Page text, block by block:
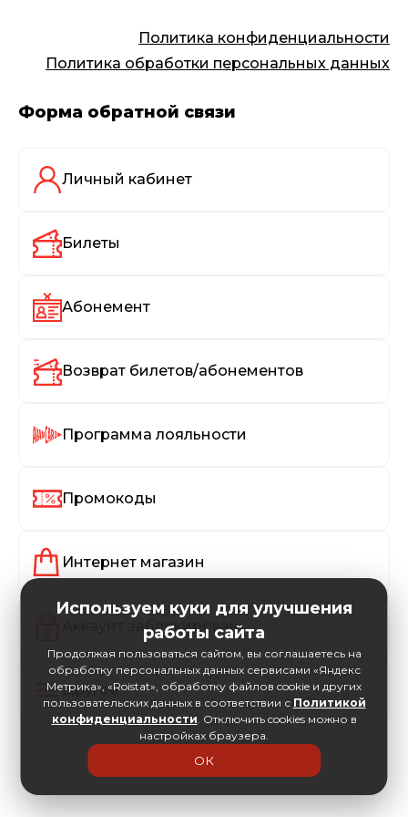
Политика конфиденциальности
Политика обработки персональных данных
Форма обратной связи
Личный кабинет
Билеты
Абонемент
Возврат билетов/абонементов
Программа лояльности
Промокоды
Интернет магазин
Аккаунт заблокирован
Другое
Используем куки для улучшения
работы сайта
Продолжая пользоваться сайтом, вы соглашаетесь на
обработку персональных данных сервисами «Яндекс
Метрика», «Roistat», обработку файлов cookie и других
пользовательских данных в соответствии с Политикой
конфиденциальности. Отключить cookies можно в
настройках браузера.
ОК